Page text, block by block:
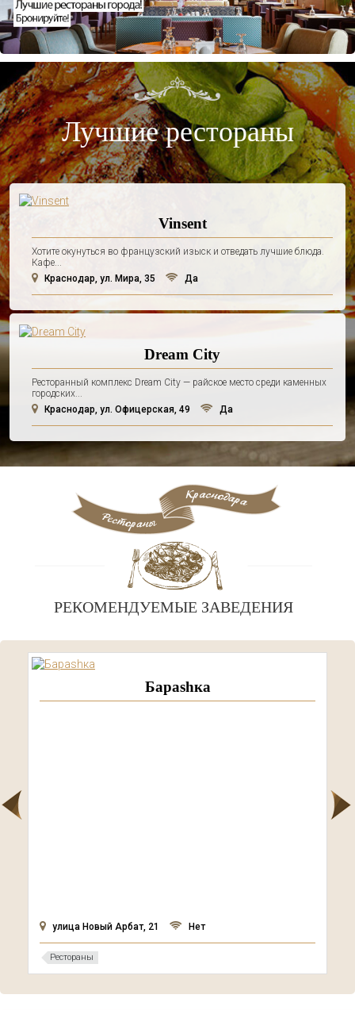
Лучшие рестораны
Vinsent
Хотите окунуться во французский изыск и отведать лучшие блюда.
Кафе...
Краснодар, ул. Мира, 35
Да
Dream City
Ресторанный комплекс Dream City — райское место среди каменных
городских...
Краснодар, ул. Офицерская, 49
Да
РЕКОМЕНДУЕМЫЕ ЗАВЕДЕНИЯ
Бараshка
улица Новый Арбат, 21 Нет
Рестораны